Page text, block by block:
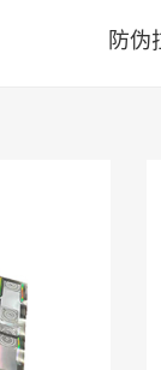
防伪